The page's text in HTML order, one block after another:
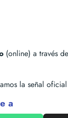
(online) a través
la señal
a